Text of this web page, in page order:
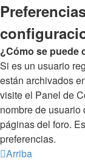
¿Cómo se puede
Si es un usuario
están archivados
visite el Panel de
nombre de
páginas del foro.
preferencias.
Arriba